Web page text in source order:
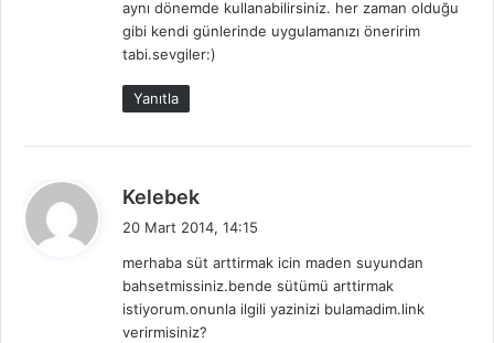
k
aynı dönemde kullanabilirsiniz. her zaman olduğu
gibi kendi günlerinde uygulamanızı öneririm
tabi.sevgiler:)
Yanıtla
Kelebek
i
k
i
20 Mart 2014, 14:15
merhaba süt arttirmak icin maden suyundan
bahsetmissiniz.bende sütümü arttirmak
istiyorum.onunla ilgili yazinizi bulamadim.link
verirmisiniz?